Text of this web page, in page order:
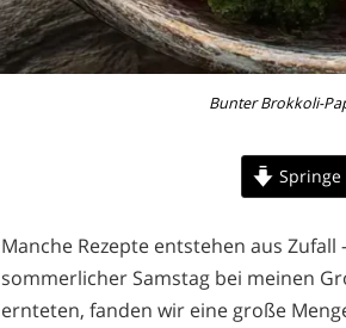
Bunter Brokkoli-
Springe
Manche Rezepte entstehen aus
sommerlicher Samstag bei meinen
ernteten, fanden wir eine große